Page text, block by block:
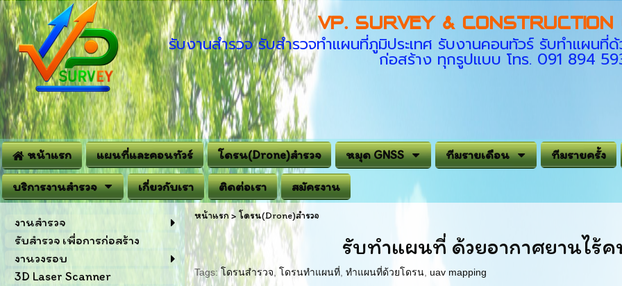
VP. SURVEY & CONSTRUCTION
รับงานสำรวจ รับสำรวจทำแผนที่ภูมิประเทศ รับงานคอนทัวร์ รับทำแผนที่
ก่อสร้าง ทุกรูปแบบ โทร. 091 894
หน้าแรก แผนที่และคอนทัวร์ โดรน(Drone)สำรวจ หมุด GNSS ทีมรายเดือน ทีมรายครั้ง
บริการงานสำรวจ เกี่ยวกับเรา ติดต่อเรา สมัครงาน
งานสำรวจ
รับสำรวจ เพื่อการก่อสร้าง
งานวงรอบ
3D Laser Scanner
หน้าแรก> โดรน(Drone)สำรวจ
รับทำแผนที่ ด้วยอากาศยานไร้
Tags:โดรนสำรวจ ,โดรนทำแผนที่ ,ทำแผนที่ด้วยโดรน ,uav mapping